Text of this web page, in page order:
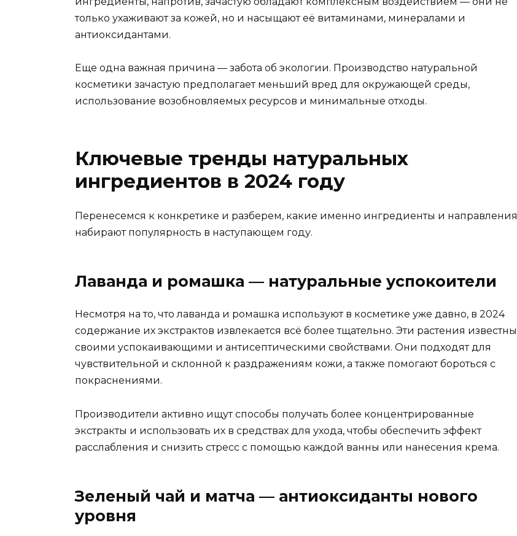
только ухаживают за кожей, но и насыщают её витаминами, минералами и
антиоксидантами.
Еще одна важная причина — забота об экологии. Производство натуральной
косметики зачастую предполагает меньший вред для окружающей среды,
использование возобновляемых ресурсов и минимальные отходы.
Ключевые тренды натуральных
ингредиентов в 2024 году
Перенесемся к конкретике и разберем, какие именно ингредиенты и направления
набирают популярность в наступающем году.
Лаванда и ромашка — натуральные успокоители
Несмотря на то, что лаванда и ромашка используют в косметике уже давно, в 2024
содержание их экстрактов извлекается всё более тщательно. Эти растения известны
своими успокаивающими и антисептическими свойствами. Они подходят для
чувствительной и склонной к раздражениям кожи, а также помогают бороться с
покраснениями.
Производители активно ищут способы получать более концентрированные
экстракты и использовать их в средствах для ухода, чтобы обеспечить эффект
расслабления и снизить стресс с помощью каждой ванны или нанесения крема.
Зеленый чай и матча — антиоксиданты нового
уровня